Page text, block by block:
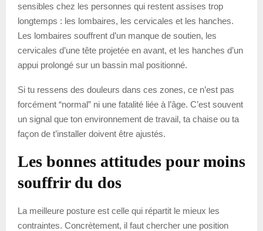
sensibles chez les personnes qui restent assises trop
longtemps : les lombaires, les cervicales et les hanches.
Les lombaires souffrent d’un manque de soutien, les
cervicales d’une tête projetée en avant, et les hanches d’un
appui prolongé sur un bassin mal positionné.
Si tu ressens des douleurs dans ces zones, ce n’est pas
forcément “normal” ni une fatalité liée à l’âge. C’est souvent
un signal que ton environnement de travail, ta chaise ou ta
façon de t’installer doivent être ajustés.
Les bonnes attitudes pour moins
souffrir du dos
La meilleure posture est celle qui répartit le mieux les
contraintes. Concrètement, il faut chercher une position